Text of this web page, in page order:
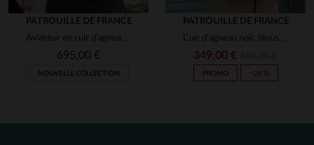
PATROUILLE DE FRANCE
Aviateur en cuir d'agneau bleu marine, col mouton amovible et patchs.
695,00 €
NOUVELLE COLLECTION
PATROUILLE DE FRANCE
Cuir d'agneau noir, blouson aviateur Redskins et Patrouille de France.
349,00 €
PROMO −29 %